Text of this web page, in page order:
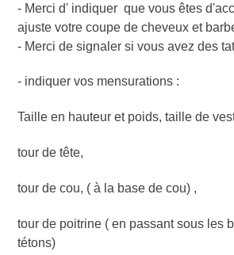
- Merci d' indiquer que vous êtes
ajuste votre coupe de cheveux et
- Merci de signaler si vous avez des
- indiquer vos mensurations :
Taille en hauteur et poids, taille de
tour de tête,
tour de cou, ( à la base de cou) ,
tour de poitrine ( en passant sous les
tétons)